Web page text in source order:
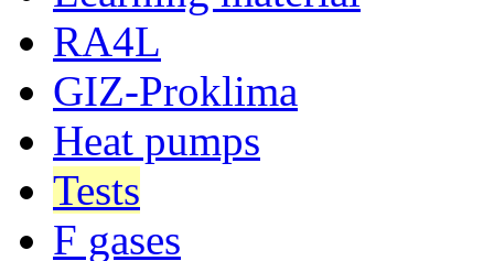
RA4L
GIZ-Proklima
Heat pumps
Tests
F gases